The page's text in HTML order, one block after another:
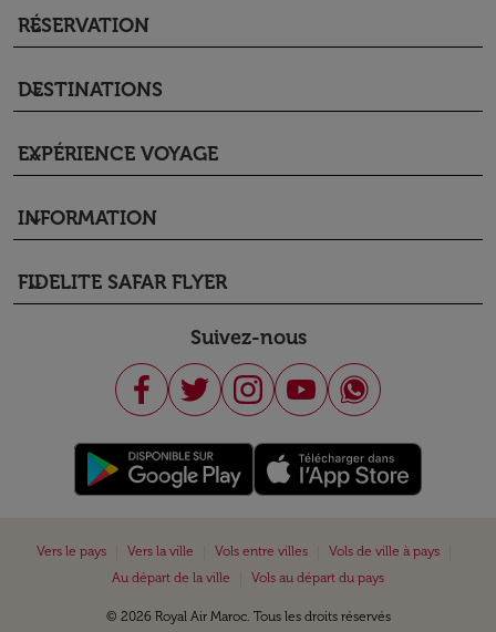
RÉSERVATION
keyboard_arrow_down
DESTINATIONS
keyboard_arrow_down
EXPÉRIENCE VOYAGE
keyboard_arrow_down
INFORMATION
keyboard_arrow_down
FIDELITE SAFAR FLYER
keyboard_arrow_down
Suivez-nous
Vers le pays Vers la ville Vols entre villes Vols de ville à pays
Au départ de la ville
Vols au départ du pays
© 2026 Royal Air Maroc. Tous les droits réservés